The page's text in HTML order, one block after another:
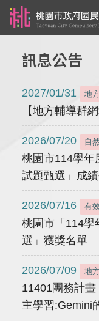
訊息公告
2027/01/31 地
【地方輔導群
2026/07/20 自
桃園市114學年
試題甄選」成
2026/07/16 有
桃園市「114學
選」獲獎名單
2026/07/09 地
11401團務計
主學習:Gemini